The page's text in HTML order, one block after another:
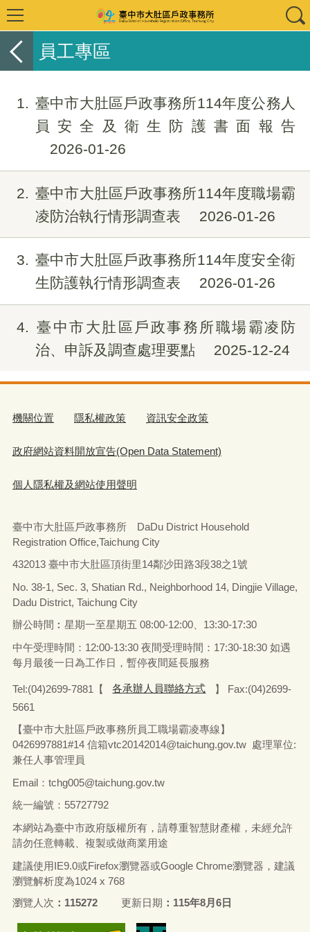
員工專區
1
臺中市大肚區戶政事務所114年度公務人
員安全及衛生防護書面報告
2026-01-26
2
臺中市大肚區戶政事務所114年度職場霸
凌防治執行情形調查表
2026-01-26
3
臺中市大肚區戶政事務所114年度安全衛
生防護執行情形調查表
2026-01-26
4
臺中市大肚區戶政事務所職場霸凌防
治、申訴及調查處理要點
2025-12-24
機關位置 隱私權政策 資訊安全政策
政府網站資料開放宣告(Open Data Statement)
個人隱私權及網站使用聲明
臺中市大肚區戶政事務所 DaDu District Household
Registration Office,Taichung City
432013 臺中市大肚區頂街里14鄰沙田路3段38之1號
No. 38-1, Sec. 3, Shatian Rd., Neighborhood 14, Dingjie Village,
Dadu District, Taichung City
辦公時間︰星期一至星期五 08:00-12:00、13:30-17:30
中午受理時間：12:00-13:30 夜間受理時間：17:30-18:30 如遇
每月最後一日為工作日，暫停夜間延長服務
Tel:(04)2699-7881【 各承辦人員聯絡方式
】 Fax:(04)2699-
5661
【臺中市大肚區戶政事務所員工職場霸凌專線】
0426997881#14 信箱vtc20142014@taichung.gov.tw 處理單位:
兼任人事管理員
Email：tchg005@taichung.gov.tw
統一編號：55727792
本網站為臺中市政府版權所有，請尊重智慧財產權，未經允許
請勿任意轉載、複製或做商業用途
建議使用IE9.0或Firefox瀏覽器或Google Chrome瀏覽器，建議
瀏覽解析度為1024 x 768
瀏覽人次
115272 更新日期 115年8月6日